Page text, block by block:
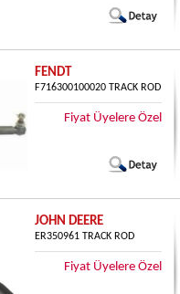
FENDT
F716300100020 TRACK ROD
Fiyat Üyelere Özel
JOHN DEERE
ER350961 TRACK ROD
Fiyat Üyelere Özel